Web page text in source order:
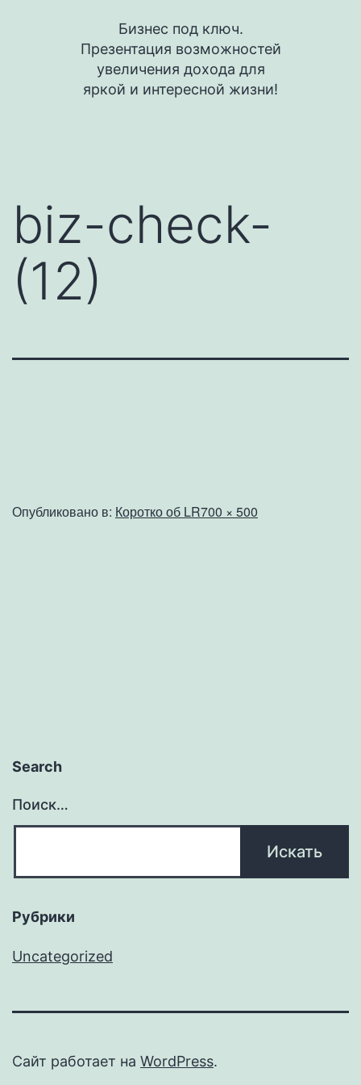
содержимому
Бизнес под ключ.
Презентация возможностей
увеличения дохода для
яркой и интересной жизни!
biz-check-
(12)
Опубликовано в: Коротко об LRПолный
700 × 500
Search
Поиск…
Рубрики
Uncategorized
Сайт работает на WordPress.